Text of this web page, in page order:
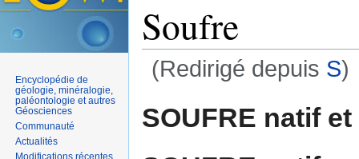
Soufre
(Redirigé depuis S)
SOUFRE natif
Encyclopédie de
géologie, minéralogie,
paléontologie et autres
Géosciences
Communauté
Actualités
Modifications récentes